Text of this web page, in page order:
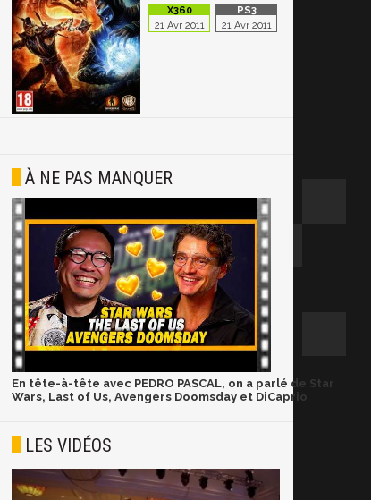
21 Avr 2011 21 Avr 2011
À NE PAS MANQUER
En tête-à-tête avec PEDRO PASCAL, on a parlé de Star
Wars, Last of Us, Avengers Doomsday et DiCaprio
LES VIDÉOS